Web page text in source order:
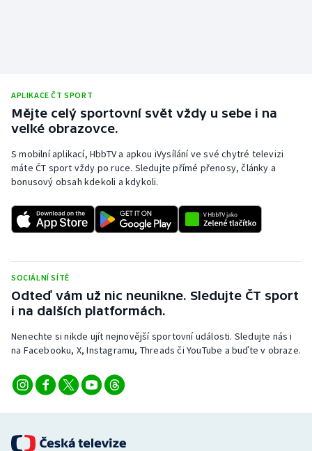
Volejbal
Ostatní
APLIKACE ČT SPORT
Mějte celý sportovní svět vždy u sebe i na
velké obrazovce.
S mobilní aplikací, HbbTV a apkou iVysílání ve své chytré televizi
máte ČT sport vždy po ruce. Sledujte přímé přenosy, články a
bonusový obsah kdekoli a kdykoli.
SOCIÁLNÍ SÍTĚ
Odteď vám už nic neunikne. Sledujte ČT sport
i na dalších platformách.
Nenechte si nikde ujít nejnovější sportovní události. Sledujte nás i
na Facebooku, X, Instagramu, Threads či YouTube a buďte v obraze.